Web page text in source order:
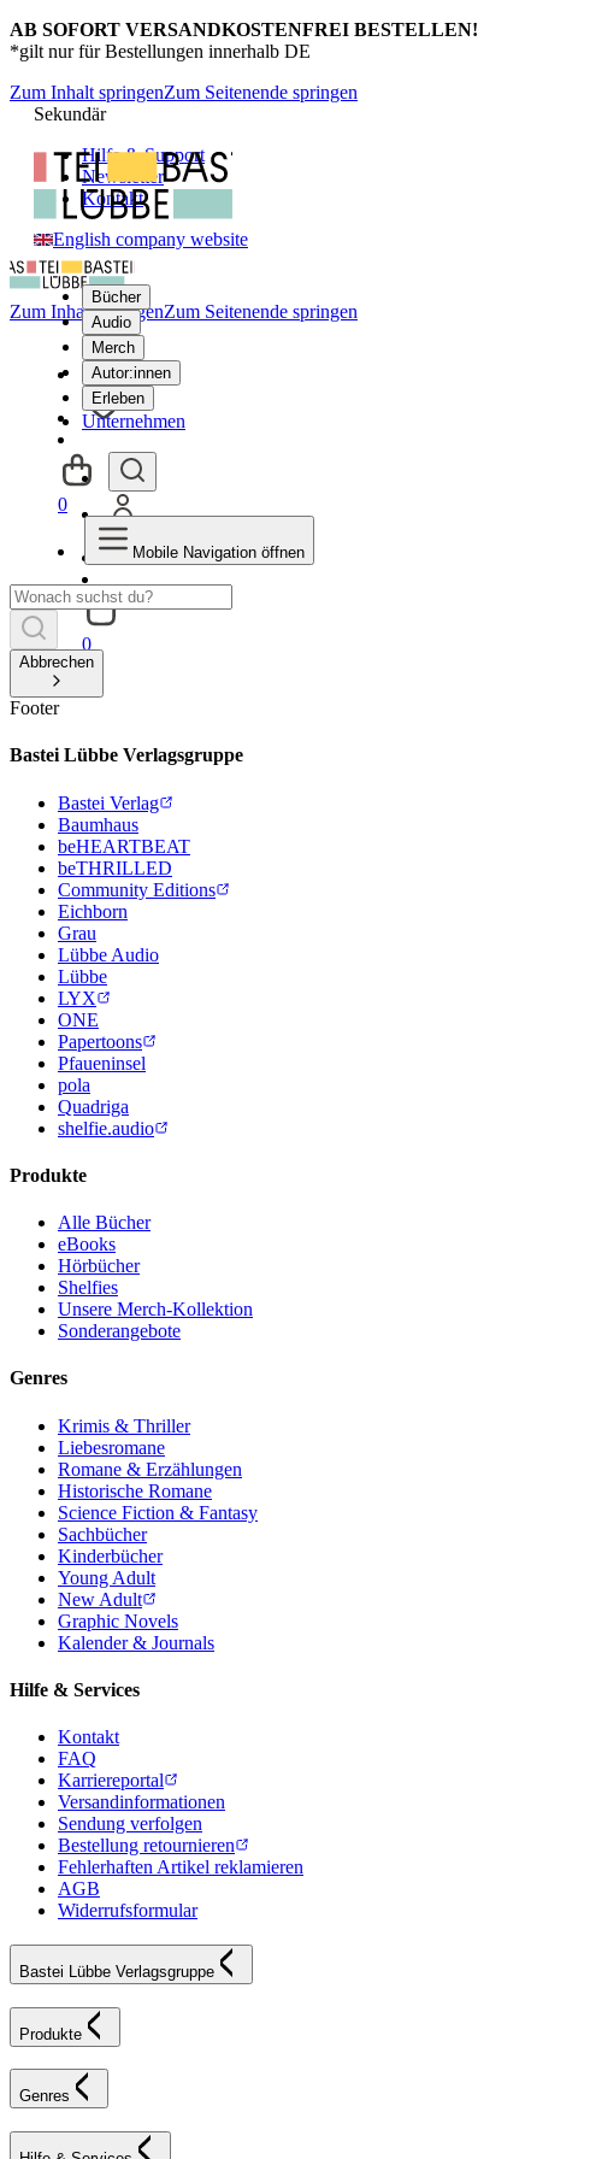
AB SOFORT VERSANDKOSTENFREI BESTELLEN!
*gilt nur für Bestellungen innerhalb DE
Zum Inhalt springenZum Seitenende springen
Sekundär
Hilfe & Support
Newsletter
Kontakt
English company website
Bücher
Audio
Merch
Autor:innen
Erleben
Unternehmen
0
Zum Inhalt springenZum Seitenende springen
0
Mobile Navigation öffnen
Abbrechen
Footer
Bastei Lübbe Verlagsgruppe
Bastei Verlag
Baumhaus
beHEARTBEAT
beTHRILLED
Community Editions
Eichborn
Grau
Lübbe Audio
Lübbe
LYX
ONE
Papertoons
Pfaueninsel
pola
Quadriga
shelfie.audio
Produkte
Alle Bücher
eBooks
Hörbücher
Shelfies
Unsere Merch-Kollektion
Sonderangebote
Genres
Krimis & Thriller
Liebesromane
Romane & Erzählungen
Historische Romane
Science Fiction & Fantasy
Sachbücher
Kinderbücher
Young Adult
New Adult
Graphic Novels
Kalender & Journals
Hilfe & Services
Kontakt
FAQ
Karriereportal
Versandinformationen
Sendung verfolgen
Bestellung retournieren
Fehlerhaften Artikel reklamieren
AGB
Widerrufsformular
Bastei Lübbe Verlagsgruppe
Produkte
Genres